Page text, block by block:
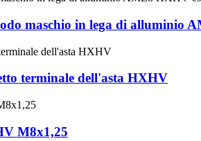
maschio in lega di alluminio
terminale dell'asta HXHV
M8x1,25